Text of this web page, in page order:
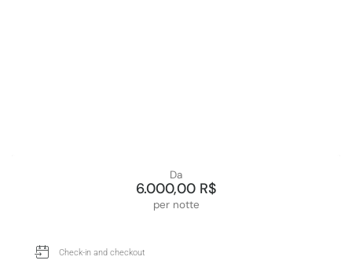
Da
6.000,00 R$
per notte